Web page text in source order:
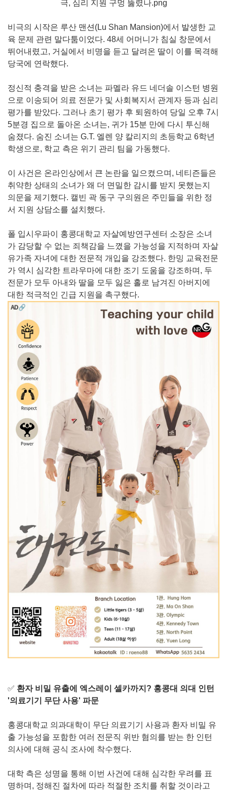
비극의 시작은 루산 맨션(Lu Shan Mansion)에서 발생한 교
육 문제 관련 말다툼이었다. 48세 어머니가 침실 창문에서
뛰어내렸고, 거실에서 비명을 듣고 달려온 딸이 이를 목격해
당국에 연락했다.
정신적 충격을 받은 소녀는 파멜라 유드 네더솔 이스턴 병원
으로 이송되어 의료 전문가 및 사회복지서 관계자 등과 심리
평가를 받았다. 그러나 초기 평가 후 퇴원하여 당일 오후 7시
5분경 집으로 돌아온 소녀는, 귀가 15분 만에 다시 투신해
숨졌다. 숨진 소녀는 G.T. 엘렌 양 칼리지의 초등학교 6학년
학생으로, 학교 측은 위기 관리 팀을 가동했다.
이 사건은 온라인상에서 큰 논란을 일으켰으며, 네티즌들은
취약한 상태의 소녀가 왜 더 면밀한 감시를 받지 못했는지
의문을 제기했다. 캘빈 곽 동구 구의원은 주민들을 위한 정
서 지원 상담소를 설치했다.
폴 입시우파이 홍콩대학교 자살예방연구센터 소장은 소녀
가 감당할 수 없는 죄책감을 느꼈을 가능성을 지적하며 자살
유가족 자녀에 대한 전문적 개입을 강조했다. 한밍 교육전문
가 역시 심각한 트라우마에 대한 조기 도움을 강조하며, 두
전문가 모두 아내와 딸을 모두 잃은 홀로 남겨진 아버지에
대한 적극적인 긴급 지원을 촉구했다.
✅ 환자 비밀 유출에 엑스레이 셀카까지? 홍콩대 의대 인턴
'의료기기 무단 사용' 파문
홍콩대학교 의과대학이 무단 의료기기 사용과 환자 비밀 유
출 가능성을 포함한 여러 전문직 위반 혐의를 받는 한 인턴
의사에 대해 공식 조사에 착수했다.
대학 측은 성명을 통해 이번 사건에 대해 심각한 우려를 표
명하며, 정해진 절차에 따라 적절한 조치를 취할 것이라고